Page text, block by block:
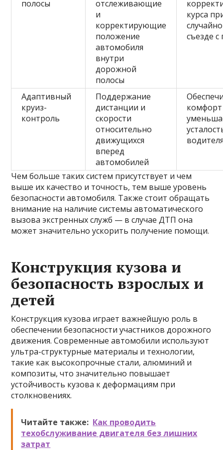
полосы
отслеживающие
и
корректирующие
положение
автомобиля
внутри
дорожной
полосы
курса
съезде
Адаптивный
круиз-
контроль
Поддержание
дистанции и
скорости
относительно
движущихся
вперед
автомобилей
Чем больше таких систем присутствует и чем
выше их качество и точность, тем выше уровень
безопасности автомобиля. Также стоит обращать
внимание на наличие системы автоматического
вызова экстренных служб — в случае ДТП она
может значительно ускорить получение помощи.
Конструкция кузова и
безопасность взрослых и
детей
Конструкция кузова играет важнейшую роль в
обеспечении безопасности участников дорожного
движения. Современные автомобили используют
ультра-структурные материалы и технологии,
такие как высокопрочные стали, алюминий и
композиты, что значительно повышает
устойчивость кузова к деформациям при
столкновениях.
Читайте также: Как проводить
техобслуживание двигателя без лишних
затрат